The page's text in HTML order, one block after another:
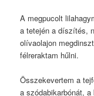
A megpucolt
a tetején a díszítés,
olívaolajon
félreraktam hűlni.
Összekevertem a
a szódabikarbónát,